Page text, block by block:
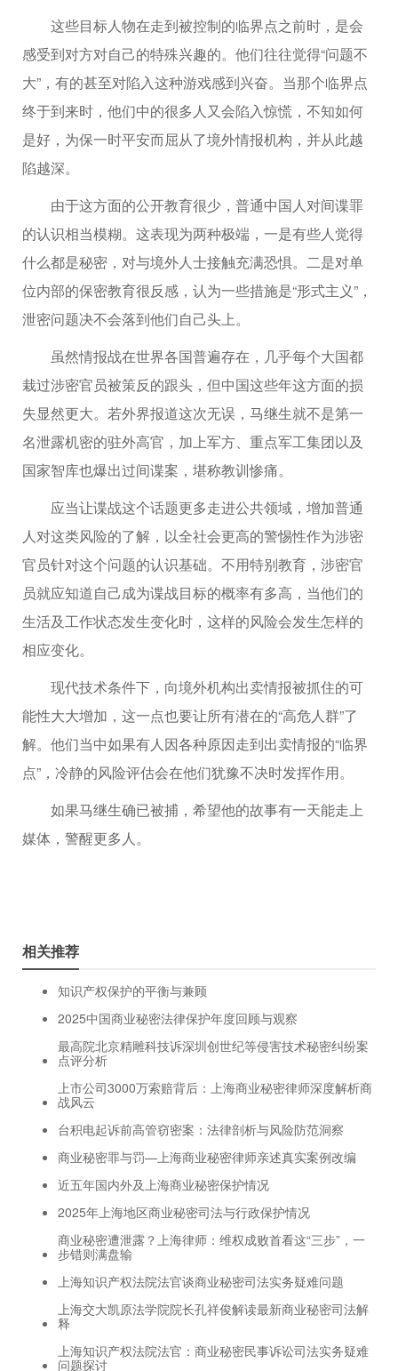
这些目标人物在走到被控制的临界点之前时，是会
感受到对方对自己的特殊兴趣的。他们往往觉得“问题不
大”，有的甚至对陷入这种游戏感到兴奋。当那个临界点
终于到来时，他们中的很多人又会陷入惊慌，不知如何
是好，为保一时平安而屈从了境外情报机构，并从此越
陷越深。
由于这方面的公开教育很少，普通中国人对间谍罪
的认识相当模糊。这表现为两种极端，一是有些人觉得
什么都是秘密，对与境外人士接触充满恐惧。二是对单
位内部的保密教育很反感，认为一些措施是“形式主义”，
泄密问题决不会落到他们自己头上。
虽然情报战在世界各国普遍存在，几乎每个大国都
栽过涉密官员被策反的跟头，但中国这些年这方面的损
失显然更大。若外界报道这次无误，马继生就不是第一
名泄露机密的驻外高官，加上军方、重点军工集团以及
国家智库也爆出过间谍案，堪称教训惨痛。
应当让谍战这个话题更多走进公共领域，增加普通
人对这类风险的了解，以全社会更高的警惕性作为涉密
官员针对这个问题的认识基础。不用特别教育，涉密官
员就应知道自己成为谍战目标的概率有多高，当他们的
生活及工作状态发生变化时，这样的风险会发生怎样的
相应变化。
现代技术条件下，向境外机构出卖情报被抓住的可
能性大大增加，这一点也要让所有潜在的“高危人群”了
解。他们当中如果有人因各种原因走到出卖情报的“临界
点”，冷静的风险评估会在他们犹豫不决时发挥作用。
如果马继生确已被捕，希望他的故事有一天能走上
媒体，警醒更多人。
相关推荐
知识产权保护的平衡与兼顾
2025中国商业秘密法律保护年度回顾与观察
最高院北京精雕科技诉深圳创世纪等侵害技术秘密纠纷案
点评分析
上市公司3000万索赔背后：上海商业秘密律师深度解析商
战风云
台积电起诉前高管窃密案：法律剖析与风险防范洞察
商业秘密罪与罚—上海商业秘密律师亲述真实案例改编
近五年国内外及上海商业秘密保护情况
2025年上海地区商业秘密司法与行政保护情况
商业秘密遭泄露？上海律师：维权成败首看这“三步”，一
步错则满盘输
上海知识产权法院法官谈商业秘密司法实务疑难问题
上海交大凯原法学院院长孔祥俊解读最新商业秘密司法解
释
上海知识产权法院法官：商业秘密民事诉讼司法实务疑难
问题探讨